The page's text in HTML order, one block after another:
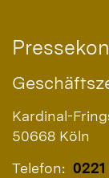
Kardinal-
50668 Köln
Telefon: